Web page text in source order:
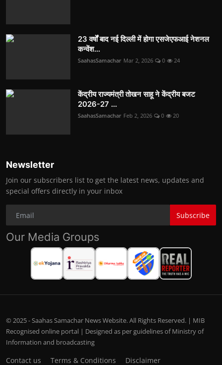
23 वर्षों बाद नई दिल्ली में होगा एसजेएफआई नेशनल
कन्वेंश...
SaahasSamachar Mar 2, 2026 0 24
केंद्रीय राज्यमंत्री तोखन साहू ने केंद्रीय बजट
2026-27 ...
SaahasSamachar Feb 2, 2026 0 20
Newsletter
Join our subscribers list to get the latest news, updates and
special offers directly in your inbox
Subscribe
Our Media Groups
© 2025 - Saahas Samachar News Website. All Rights Reserved. | MIB
Recognised online portal | Designed as per guidelines of Ministry of
Information and broadcasting
Contact us Terms & Conditions Disclaimer